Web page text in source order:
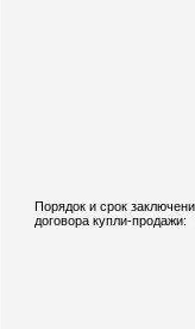
Порядок и срок
договора купли-продажи: